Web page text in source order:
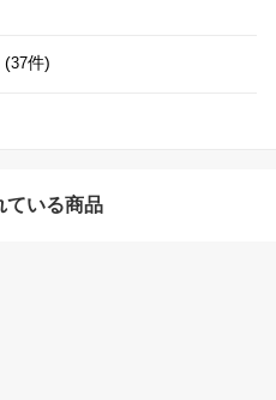
(37件)
ている商品